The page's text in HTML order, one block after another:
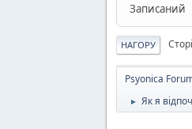
Записаний
НАГОРУ
Psyonica
► Як я